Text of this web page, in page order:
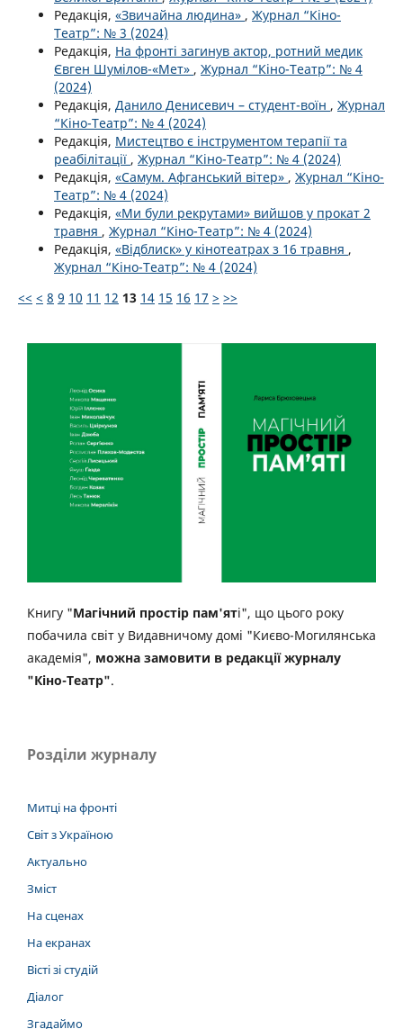
Редакція, «Звичайна людина» , Журнал “Кіно-
Театр”: № 3 (2024)
Редакція, На фронті загинув актор, ротний медик
Євген Шумілов-«Мет» , Журнал “Кіно-Театр”: № 4
(2024)
Редакція, Данило Денисевич – студент-воїн , Журнал
“Кіно-Театр”: № 4 (2024)
Редакція, Мистецтво є інструментом терапії та
реабілітації , Журнал “Кіно-Театр”: № 4 (2024)
Редакція, «Самум. Афганський вітер» , Журнал “Кіно-
Театр”: № 4 (2024)
Редакція, «Ми були рекрутами» вийшов у прокат 2
травня , Журнал “Кіно-Театр”: № 4 (2024)
Редакція, «Відблиск» у кінотеатрах з 16 травня ,
Журнал “Кіно-Театр”: № 4 (2024)
<< < 8 9 10 11 12 13 14 15 16 17 > >>
Книгу "Магічний простір пам'яті", що цього року
побачила світ у Видавничому домі "Києво-Могилянська
академія", можна замовити в редакції журналу
"Кіно-Театр".
Розділи журналу
Митці на фронті
Світ з Україною
Актуально
Зміст
На сценах
На екранах
Вісті зі студій
Діалог
Згадаймо